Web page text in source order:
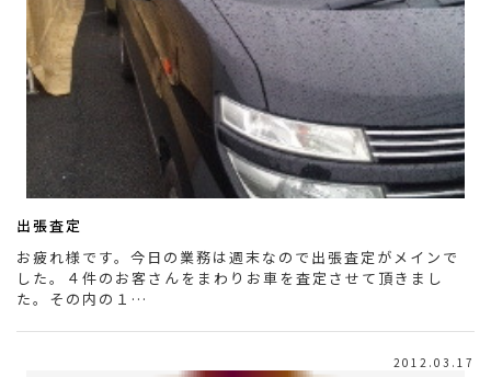
出張査定
お疲れ様です。今日の業務は週末なので出張査定がメインで
した。４件のお客さんをまわりお車を査定させて頂きまし
た。その内の１…
2012.03.17